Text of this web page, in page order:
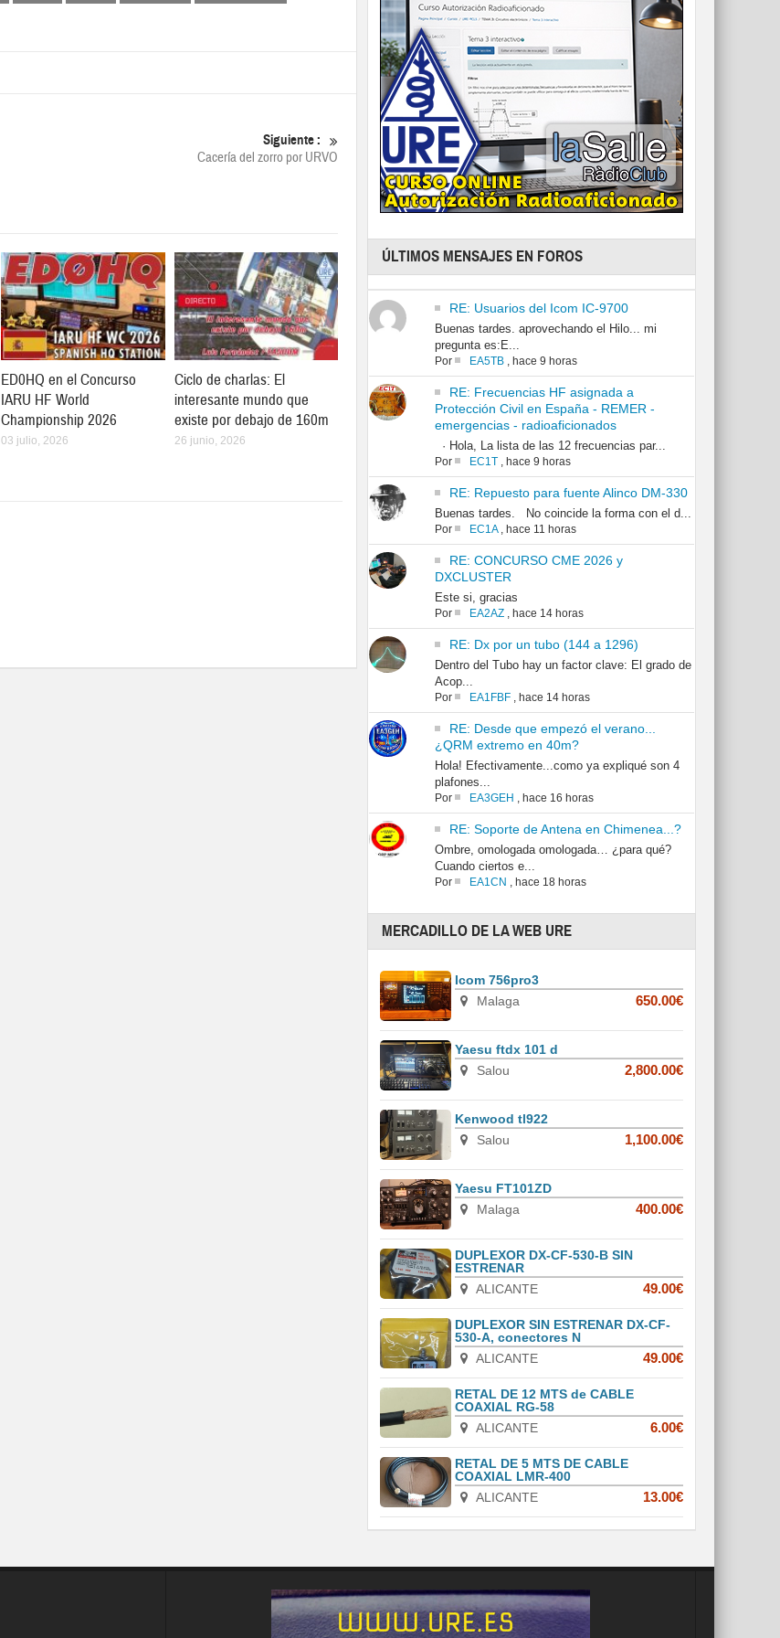
Siguiente :
Cacería del zorro por URVO
ED0HQ en el Concurso
IARU HF World
Championship 2026
03 julio, 2026
Ciclo de charlas: El
interesante mundo que
existe por debajo de 160m
26 junio, 2026
ÚLTIMOS MENSAJES EN FOROS
RE: Usuarios del Icom IC-9700
Buenas tardes. aprovechando el Hilo... mi
pregunta es:E...
Por EA5TB, hace 9 horas
RE: Frecuencias HF asignada a
Protección Civil en España - REMER -
emergencias - radioaficionados
· Hola, La lista de las 12 frecuencias par...
Por EC1T, hace 9 horas
RE: Repuesto para fuente Alinco DM-330
Buenas tardes. No coincide la forma con el d...
Por EC1A, hace 11 horas
RE: CONCURSO CME 2026 y
DXCLUSTER
Este si, gracias
Por EA2AZ, hace 14 horas
RE: Dx por un tubo (144 a 1296)
Dentro del Tubo hay un factor clave: El grado de
Acop...
Por EA1FBF, hace 14 horas
RE: Desde que empezó el verano...
¿QRM extremo en 40m?
Hola! Efectivamente...como ya expliqué son 4
plafones...
Por EA3GEH , hace 16 horas
RE: Soporte de Antena en Chimenea...?
Ombre, omologada omologada… ¿para qué?
Cuando ciertos e...
Por EA1CN , hace 18 horas
MERCADILLO DE LA WEB URE
Icom 756pro3
Malaga
650.00€
Yaesu ftdx 101 d
Salou
2,800.00€
Kenwood tl922
Salou
1,100.00€
Yaesu FT101ZD
Malaga
400.00€
DUPLEXOR DX-CF-530-B SIN
ESTRENAR
ALICANTE
49.00€
DUPLEXOR SIN ESTRENAR DX-CF-
530-A, conectores N
ALICANTE
49.00€
RETAL DE 12 MTS de CABLE
COAXIAL RG-58
ALICANTE
6.00€
RETAL DE 5 MTS DE CABLE
COAXIAL LMR-400
ALICANTE
13.00€